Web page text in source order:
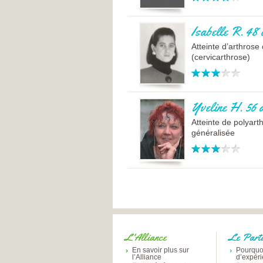
Isabelle R. 48
Atteinte d’arthrose
(cervicarthrose)
Yveline H. 56
Atteinte de
généralisée
L'Alliance
En savoir plus sur
l’Alliance
Le